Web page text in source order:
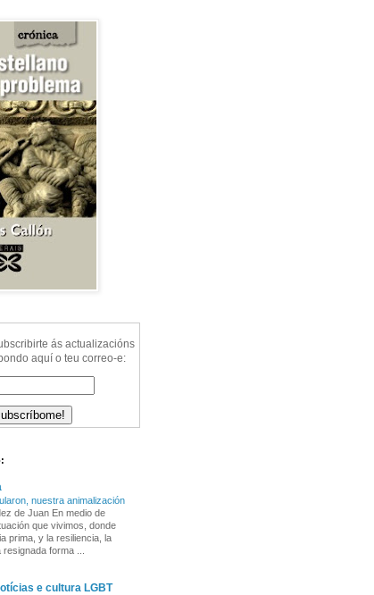
ás actualizacións
aquí o teu correo-e:
nuestra animalización
de Juan En medio de
que vivimos, donde
prima, y la resiliencia, la
forma ...
e cultura LGBT